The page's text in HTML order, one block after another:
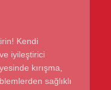
Kendi
iyileştirici
kırışma,
sağlıklı